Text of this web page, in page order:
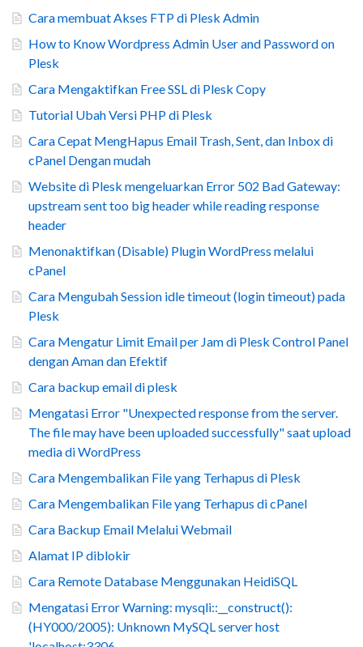
Cara membuat Akses FTP di Plesk Admin
How to Know Wordpress Admin User and Password on
Plesk
Cara Mengaktifkan Free SSL di Plesk Copy
Tutorial Ubah Versi PHP di Plesk
Cara Cepat MengHapus Email Trash, Sent, dan Inbox di
cPanel Dengan mudah
Website di Plesk mengeluarkan Error 502 Bad Gateway:
upstream sent too big header while reading response
header
Menonaktifkan (Disable) Plugin WordPress melalui
cPanel
Cara Mengubah Session idle timeout (login timeout) pada
Plesk
Cara Mengatur Limit Email per Jam di Plesk Control Panel
dengan Aman dan Efektif
Cara backup email di plesk
Mengatasi Error "Unexpected response from the server.
The file may have been uploaded successfully" saat upload
media di WordPress
Cara Mengembalikan File yang Terhapus di Plesk
Cara Mengembalikan File yang Terhapus di cPanel
Cara Backup Email Melalui Webmail
Alamat IP diblokir
Cara Remote Database Menggunakan HeidiSQL
Mengatasi Error Warning: mysqli::__construct():
(HY000/2005): Unknown MySQL server host